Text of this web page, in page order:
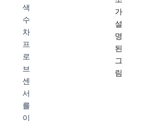
색
수
차
프
로
브
센
서
를
이
가
설
명
된
그
림